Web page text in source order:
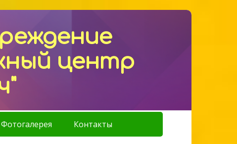
центр
Фотогалерея Контакты